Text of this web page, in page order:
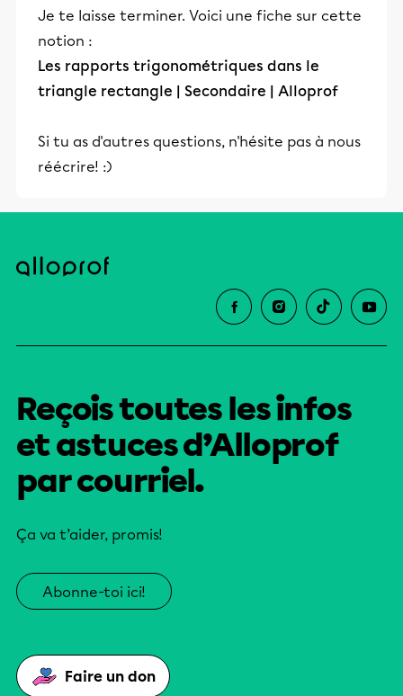
Je te laisse terminer. Voici une fiche sur cette
notion :
Les rapports trigonométriques dans le
triangle rectangle | Secondaire | Alloprof
Si tu as d'autres questions, n'hésite pas à nous
réécrire! :)
Reçois toutes les infos
et astuces d’Alloprof
par courriel.
Ça va t’aider, promis!
Abonne-toi ici!
Faire un don